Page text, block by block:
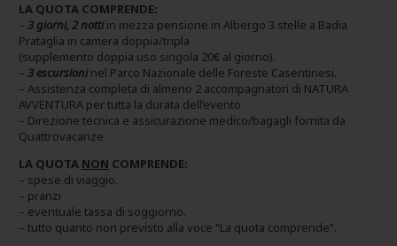
LA QUOTA COMPRENDE:
– 3 giorni, 2 nottiin mezza pensione in Albergo 3 stelle a Badia
Prataglia in camera doppia/tripla
(supplemento doppia uso singola 20€ al giorno).
– 3 escursioninel Parco Nazionale delle Foreste Casentinesi.
– Assistenza completa di almeno 2 accompagnatori di NATURA
AVVENTURA per tutta la durata dell’evento
– Direzione tecnica e assicurazione medico/bagagli fornita da
Quattrovacanze
LA QUOTA NON COMPRENDE:
– spese di viaggio.
– pranzi
– eventuale tassa di soggiorno.
– tutto quanto non previsto alla voce “La quota comprende”.